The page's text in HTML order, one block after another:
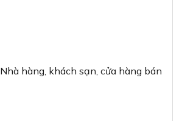
Nhà hàng, khách sạn, cửa hàng bán